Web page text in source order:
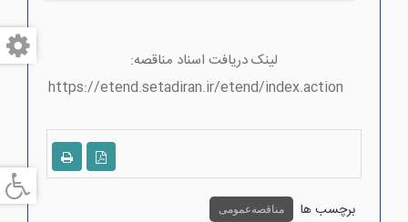
لینک دریافت اسناد مناقصه:
https://etend.setadiran.ir/etend/index.action
برچسب ها مناقصه عمومی